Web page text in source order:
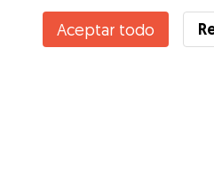
¿Conoces los Beneficios
Aceptar todo